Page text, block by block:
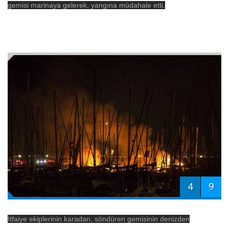
gemisi marinaya gelerek, yangına müdahale etti.
4 9
İtfaiye ekiplerinin karadan, söndüren gemisinin denizden